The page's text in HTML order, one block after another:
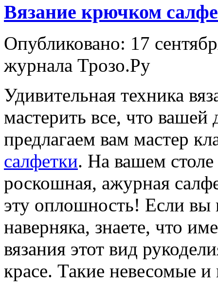
Вязание крючком
Опубликовано: 17
журнала Трозо.Ру
Удивительная техника
мастерить все, что
предлагаем вам мастер
салфетки. На вашем столе
роскошная, ажурная
эту оплошность! Если вы
наверняка, знаете, что
вязания этот вид
красе. Такие невесомые